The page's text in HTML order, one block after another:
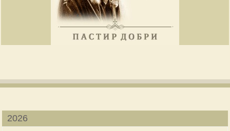
2026